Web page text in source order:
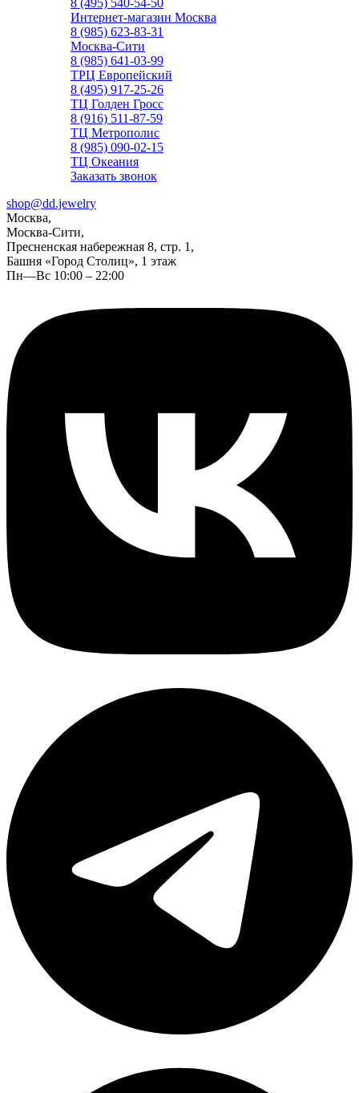
8 (495) 540-54-50
Интернет-магазин Москва
8 (985) 623-83-31
Москва-Сити
8 (985) 641-03-99
ТРЦ Европейский
8 (495) 917-25-26
ТЦ Голден Гросс
8 (916) 511-87-59
ТЦ Метрополис
8 (985) 090-02-15
ТЦ Океания
Заказать звонок
shop@dd.jewelry
Москва,
Москва-Сити,
Пресненская набережная 8, стр. 1,
Башня «Город Столиц», 1 этаж
Пн—Вс 10:00 – 22:00